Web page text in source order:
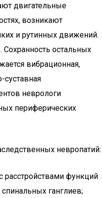
двигательные
возникают
и рутинных движений.
остальных
вибрационная,
неврологи
периферических
невропатий:
расстройствами функций
ганглиев;